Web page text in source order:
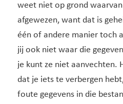
weet niet op grond
afgewezen, want dat is
één of andere manier toch
jij ook niet waar die
je kunt ze niet aanvechten.
dat je iets te verbergen
foute gegevens in die